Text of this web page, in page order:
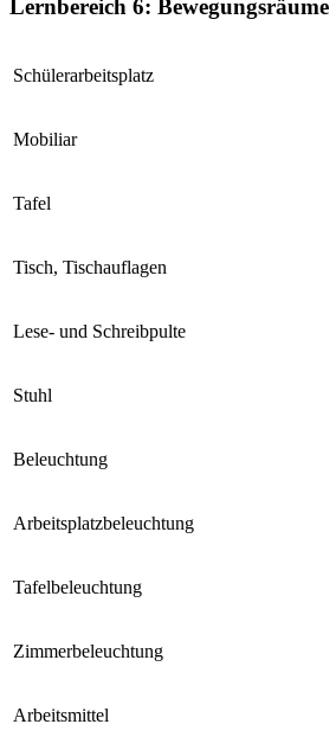
Lernbereich 6: Bewegungsräume
Schülerarbeitsplatz
Mobiliar
Tafel
Tisch, Tischauflagen
Lese- und Schreibpulte
Stuhl
Beleuchtung
Arbeitsplatzbeleuchtung
Tafelbeleuchtung
Zimmerbeleuchtung
Arbeitsmittel